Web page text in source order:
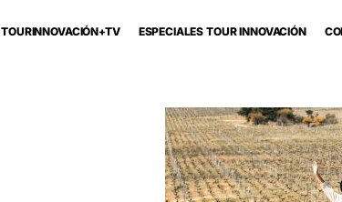
TOURINNOVACIÓN+TV ESPECIALES TOUR INNOVACIÓN